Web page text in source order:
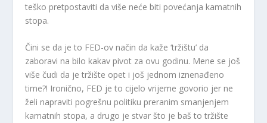
teško pretpostaviti da više neće biti povećanja kamatnih
stopa.
Čini se da je to FED-ov način da kaže ‘tržištu’ da
zaboravi na bilo kakav pivot za ovu godinu. Mene se još
više čudi da je tržište opet i još jednom iznenađeno
time?! Ironično, FED je to cijelo vrijeme govorio jer ne
želi napraviti pogrešnu politiku preranim smanjenjem
kamatnih stopa, a drugo je stvar što je baš to tržište